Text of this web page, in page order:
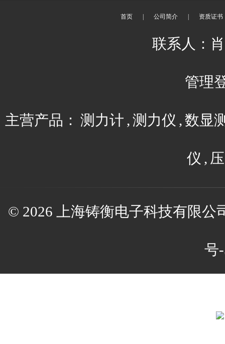
首页 公司简介 资质证书
联系人：
管理
主营产品： 测力计 , 测力仪 , 数显
仪 ,
© 2026 上海铸衡电子科技有限公
号